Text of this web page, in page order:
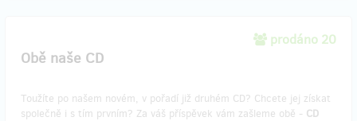
prodáno 20
Obě naše CD
Toužíte po našem novém, v pořadí již druhém CD? Chcete jej získat
společně i s tím prvním? Za váš příspěvek vám zašleme obě - CD